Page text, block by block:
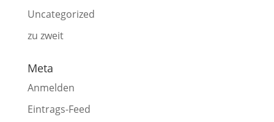
Uncategorized
zu zweit
Meta
Anmelden
Eintrags-Feed